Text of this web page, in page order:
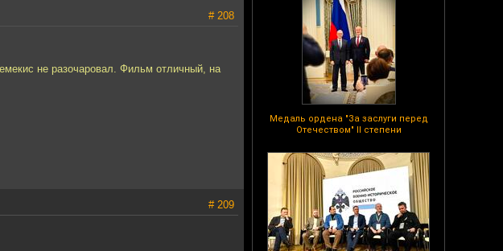
Медаль ордена "За заслуги перед
Отечеством" II степени
# 208
не разочаровал. Фильм отличный, на
# 209